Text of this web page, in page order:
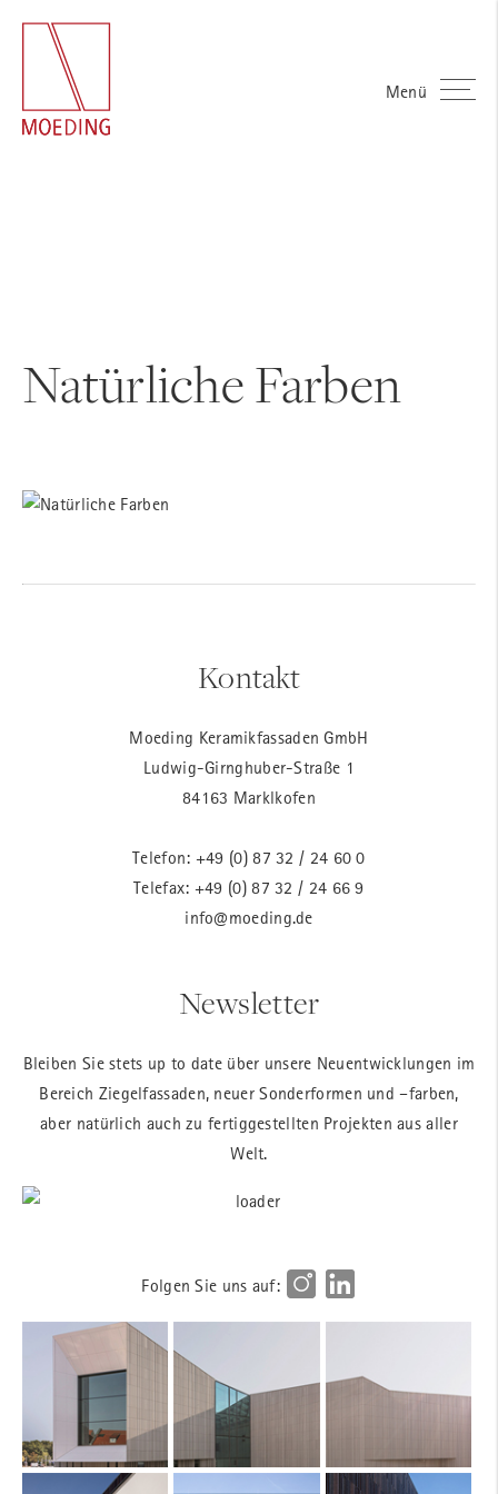
Menü
Natürliche Farben
Kontakt
Moeding Keramikfassaden GmbH
Ludwig-Girnghuber-Straße 1
84163 Marklkofen
Telefon: +49 (0) 87 32 / 24 60 0
Telefax: +49 (0) 87 32 / 24 66 9
info@moeding.de
Newsletter
Bleiben Sie stets up to date über unsere Neuentwicklungen im
Bereich Ziegelfassaden, neuer Sonderformen und –farben,
aber natürlich auch zu fertiggestellten Projekten aus aller
Welt.
Folgen Sie uns auf: